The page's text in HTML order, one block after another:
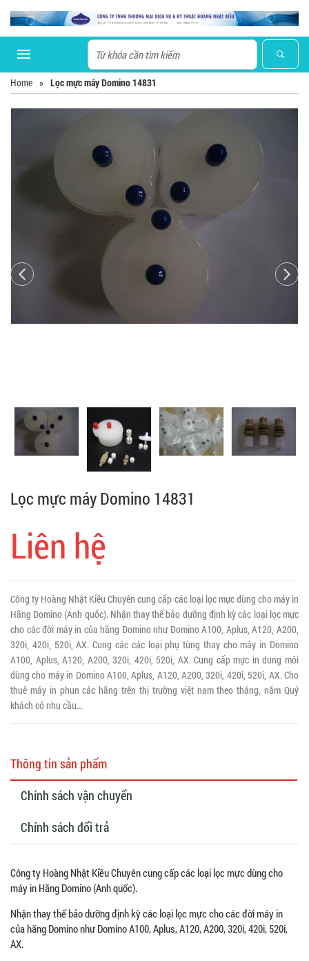
Home » Lọc mực máy Domino 14831
Lọc mực máy Domino 14831
Liên hệ
Công ty Hoàng Nhật Kiều Chuyên cung cấp các loại lọc mực dùng cho máy in
Hãng Domino (Anh quốc). Nhận thay thế bảo dưỡng định kỳ các loại lọc mực
cho các đời máy in của hãng Domino như Domino A100, Aplus, A120, A200,
320i, 420i, 520i, AX. Cung các các loại phụ tùng thay cho máy in Domino
A100, Aplus, A120, A200, 320i, 420i, 520i, AX. Cung cấp mực in dung môi
dùng cho máy in Domino A100, Aplus, A120, A200, 320i, 420i, 520i, AX. Cho
thuê máy in phun các hãng trên thị trường việt nam theo tháng, năm Quý
khách có nhu cầu...
Thông tin sản phẩm
Chính sách vận chuyển
Chính sách đổi trả
Công ty Hoàng Nhật Kiều Chuyên cung cấp các loại lọc mực dùng cho
máy in Hãng Domino (Anh quốc).
Nhận thay thế bảo dưỡng định kỳ các loại lọc mực cho các đời máy in
của hãng Domino như Domino A100, Aplus, A120, A200, 320i, 420i, 520i,
AX.